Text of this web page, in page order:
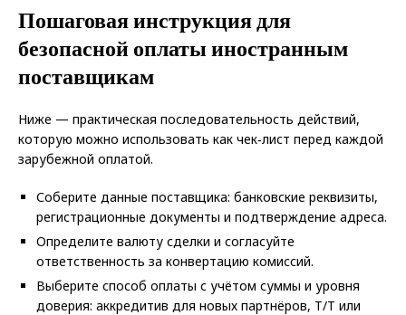
Пошаговая инструкция для
безопасной оплаты иностранным
поставщикам
Ниже — практическая последовательность действий,
которую можно использовать как чек‑лист перед каждой
зарубежной оплатой.
Соберите данные поставщика: банковские реквизиты,
регистрационные документы и подтверждение адреса.
Определите валюту сделки и согласуйте
ответственность за конвертацию комиссий.
Выберите способ оплаты с учётом суммы и уровня
доверия: аккредитив для новых партнёров, T/T или